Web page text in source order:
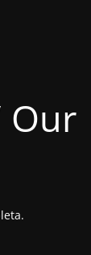
Our